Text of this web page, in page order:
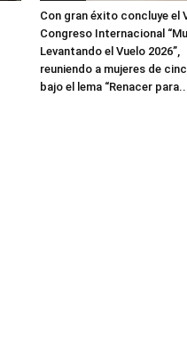
Con gran éxito concluye el
Congreso Internacional
Levantando el Vuelo 2026”,
reuniendo a mujeres de
bajo el lema “Renacer